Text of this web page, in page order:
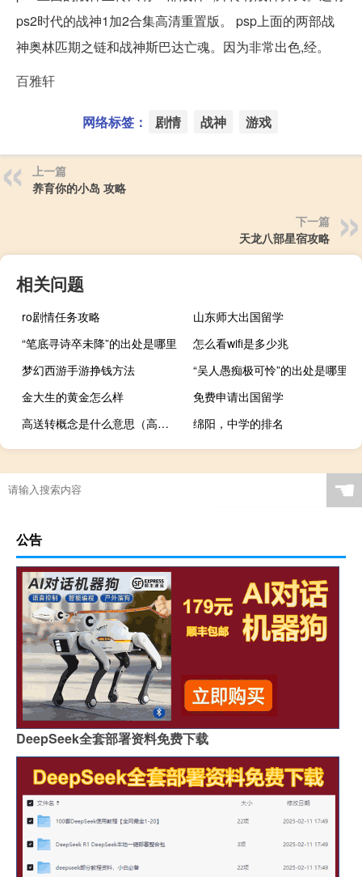
ps2时代的战神1加2合集高清重置版。 psp上面的两部战
神奥林匹期之链和战神斯巴达亡魂。因为非常出色,经。
百雅轩
网络标签： 剧情 战神 游戏
上一篇
养育你的小岛 攻略
下一篇
天龙八部星宿攻略
相关问题
ro剧情任务攻略
山东师大出国留学
“笔底寻诗卒未降”的出处是哪里
怎么看wifi是多少兆
梦幻西游手游挣钱方法
“吴人愚痴极可怜”的出处是哪里
金大生的黄金怎么样
免费申请出国留学
高送转概念是什么意思（高送转是什么意思）
绵阳，中学的排名
☚
公告
DeepSeek全套部署资料免费下载